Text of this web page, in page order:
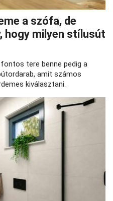
a szófa, de
hogy milyen stílusút
tere benne pedig a
amit számos
kiválasztani.